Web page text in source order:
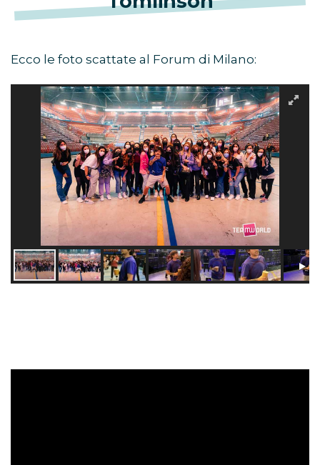
Ecco le foto scattate al Forum di Milano: